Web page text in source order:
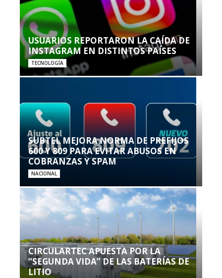
USUARIOS REPORTARON LA CAÍDA DE
INSTAGRAM EN DISTINTOS PAÍSES
TECNOLOGÍA
SUBTEL MEJORA NORMA DE PREFIJOS
600 Y 809 PARA EVITAR ABUSOS EN
COBRANZAS Y SPAM
NACIONAL
CIRCULARTEC APUESTA POR LA
“SEGUNDA VIDA” DE LAS BATERÍAS DE
LITIO